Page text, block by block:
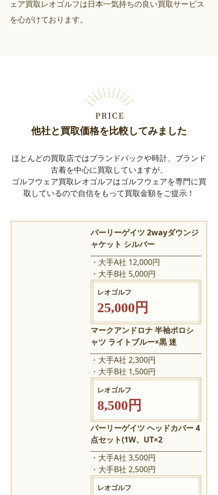
ェア買取レオゴルフは日本一気持ちの良い買取サービス
を心がけております。
他社と買取価格を比較してみました
ほとんどの買取店ではブランドバックや時計、ブランド
古着を中心に買取していますが、
ゴルフウェア買取レオゴルフはゴルフウェアを専門に買
取しているので自信をもって買取金額をご提示！
パーリーゲイツ 2wayダウンジ
ャケット シルバー
大手A社 12,000円
大手B社 5,000円
レオゴルフ
25,000円
マークアンドロナ 半袖ポロシ
ャツ ライトブルー×黒 迷
大手A社 2,300円
大手B社 1,500円
レオゴルフ
8,500円
パーリーゲイツ ヘッドカバー 4
点セット(1W、UT×2
大手A社 3,500円
大手B社 2,500円
レオゴルフ